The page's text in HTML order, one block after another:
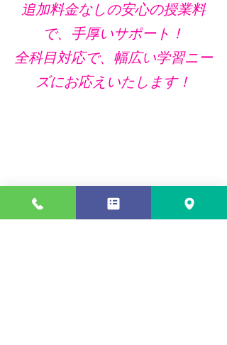
追加料金なしの安心の授業料
で、手厚いサポート！
全科目対応で、幅広い学習ニー
ズにお応えいたします！